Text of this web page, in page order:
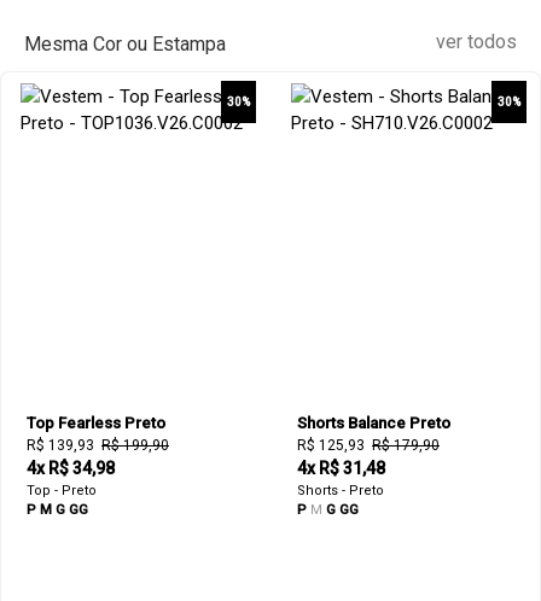
Mesma Cor ou Estampa ver todos
30%
Top Fearless Preto
R$ 139,93 R$ 199,90
4x R$ 34,98
Top - Preto
P M G GG
30%
Shorts Balance Preto
R$ 125,93 R$ 179,90
4x R$ 31,48
Shorts - Preto
P M G GG